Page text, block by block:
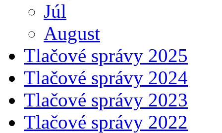
Júl
August
Tlačové správy 2025
Tlačové správy 2024
Tlačové správy 2023
Tlačové správy 2022